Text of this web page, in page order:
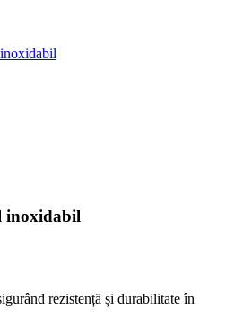
inoxidabil
rezistență și durabilitate în